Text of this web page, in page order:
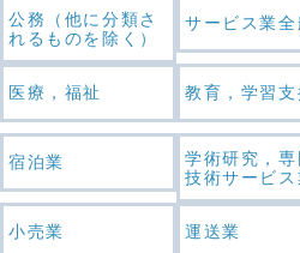
公務（他に分類さ
れるものを除く）
サービス業全
医療，福祉 教育，学習支
宿泊業
学術研究，専
技術サービス
小売業 運送業